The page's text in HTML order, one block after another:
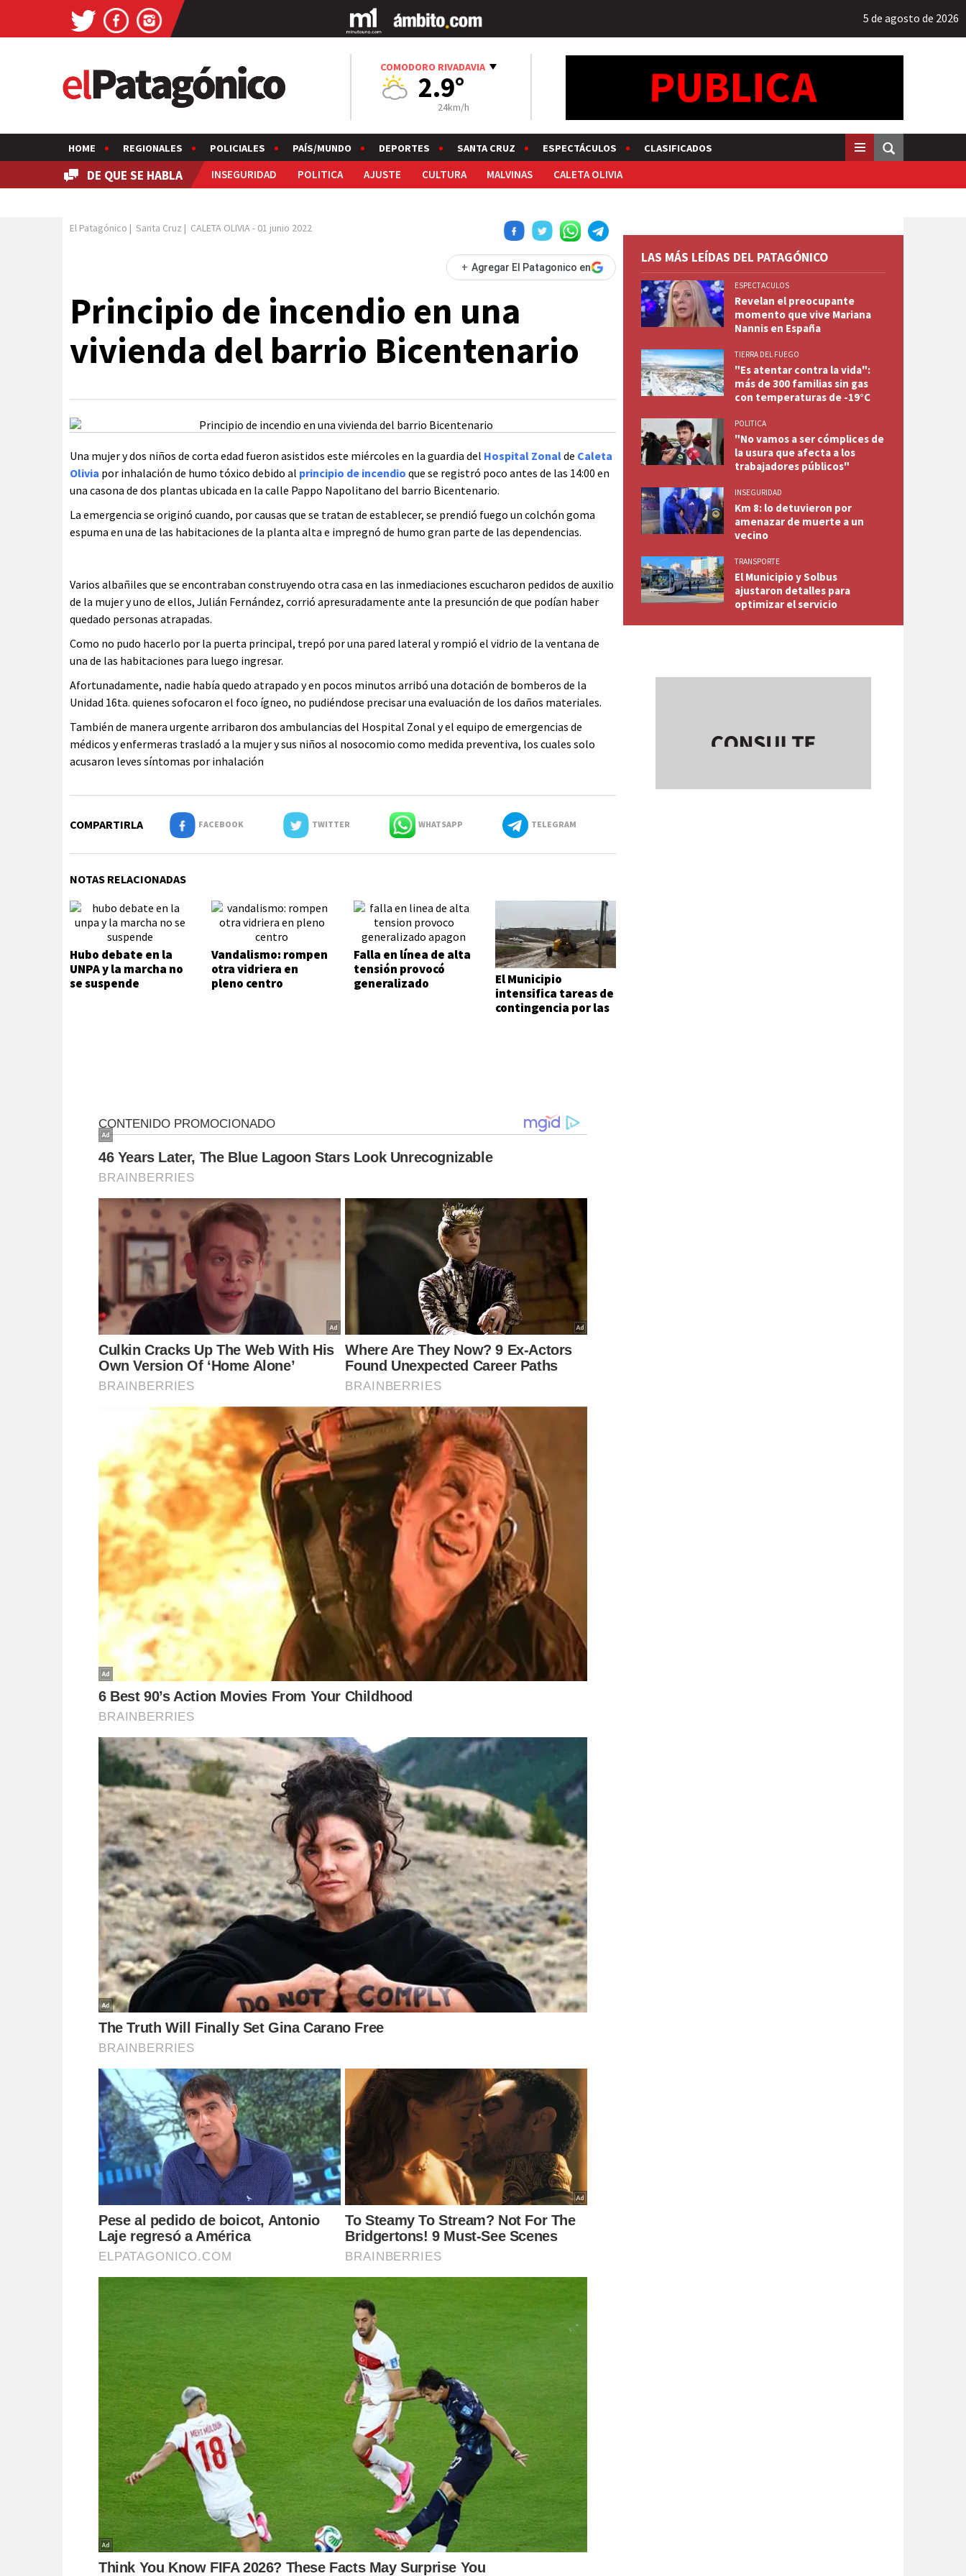
5 de agosto de 2026
COMODORO RIVADAVIA
2.9°
24km/h
HOME REGIONALES POLICIALES PAÍS/MUNDO DEPORTES SANTA CRUZ ESPECTÁCULOS CLASIFICADOS
DE QUE SE HABLA INSEGURIDAD POLITICA AJUSTE CULTURA MALVINAS CALETA OLIVIA
El Patagónico | Santa Cruz | CALETA OLIVIA- 01 junio 2022
+ Agregar El Patagonico en
Principio de incendio en una
vivienda del barrio Bicentenario
Una mujer y dos niños de corta edad fueron asistidos este miércoles en la guardia del Hospital Zonalde Caleta
Olivia por inhalación de humo tóxico debido al principio de incendio que se registró poco antes de las 14:00 en
una casona de dos plantas ubicada en la calle Pappo Napolitano del barrio Bicentenario.
La emergencia se originó cuando, por causas que se tratan de establecer, se prendió fuego un colchón goma
espuma en una de las habitaciones de la planta alta e impregnó de humo gran parte de las dependencias.
Varios albañiles que se encontraban construyendo otra casa en las inmediaciones escucharon pedidos de auxilio
de la mujer y uno de ellos, Julián Fernández, corrió apresuradamente ante la presunción de que podían haber
quedado personas atrapadas.
Como no pudo hacerlo por la puerta principal, trepó por una pared lateral y rompió el vidrio de la ventana de
una de las habitaciones para luego ingresar.
Afortunadamente, nadie había quedo atrapado y en pocos minutos arribó una dotación de bomberos de la
Unidad 16ta. quienes sofocaron el foco ígneo, no pudiéndose precisar una evaluación de los daños materiales.
También de manera urgente arribaron dos ambulancias del Hospital Zonal y el equipo de emergencias de
médicos y enfermeras trasladó a la mujer y sus niños al nosocomio como medida preventiva, los cuales solo
acusaron leves síntomas por inhalación
COMPARTIRLA FACEBOOK TWITTER WHATSAPP TELEGRAM
NOTAS RELACIONADAS
Hubo debate en la
UNPA y la marcha no
se suspende
Vandalismo: rompen
otra vidriera en
pleno centro
Falla en línea de alta
tensión provocó
generalizado
El Municipio
intensifica tareas de
contingencia por las
LAS MÁS LEÍDAS DEL PATAGÓNICO
ESPECTACULOS
Revelan el preocupante
momento que vive Mariana
Nannis en España
TIERRA DEL FUEGO
"Es atentar contra la vida":
más de 300 familias sin gas
con temperaturas de -19°C
POLITICA
"No vamos a ser cómplices de
la usura que afecta a los
trabajadores públicos"
INSEGURIDAD
Km 8: lo detuvieron por
amenazar de muerte a un
vecino
TRANSPORTE
El Municipio y Solbus
ajustaron detalles para
optimizar el servicio